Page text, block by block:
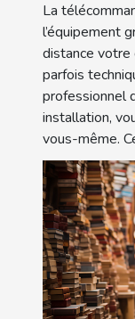
La
l’équipement
distance votre
parfois
professionnel
installation,
vous-même.